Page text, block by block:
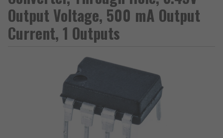
Output Voltage, 500 mA Output
Current, 1 Outputs